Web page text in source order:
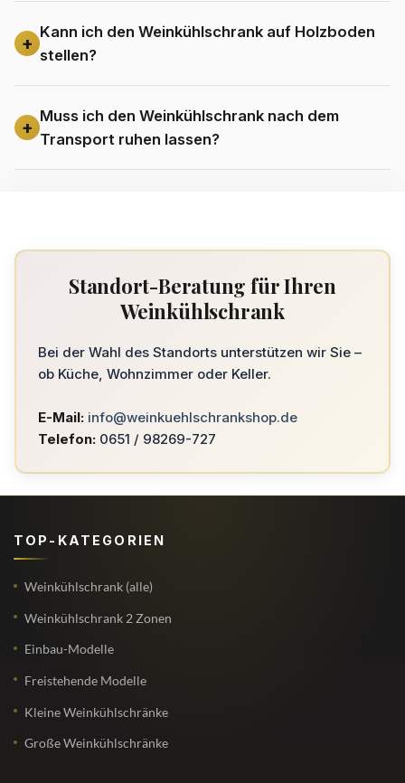
Kann ich den Weinkühlschrank auf Holzboden
stellen?
Muss ich den Weinkühlschrank nach dem
Transport ruhen lassen?
Standort-Beratung für Ihren
Weinkühlschrank
Bei der Wahl des Standorts unterstützen wir Sie –
ob Küche, Wohnzimmer oder Keller.
E-Mail: info@weinkuehlschrankshop.de
Telefon: 0651 / 98269-727
TOP-KATEGORIEN
Weinkühlschrank (alle)
Weinkühlschrank 2 Zonen
Einbau-Modelle
Freistehende Modelle
Kleine Weinkühlschränke
Große Weinkühlschränke